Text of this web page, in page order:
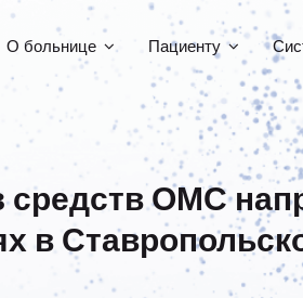
О больнице Пациенту
ОМС
в